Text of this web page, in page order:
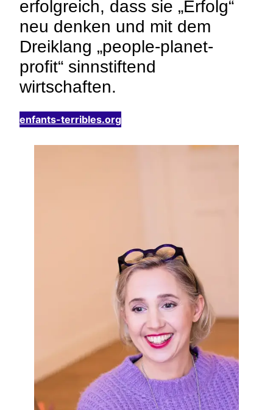
erfolgreich, dass sie „Erfolg“
neu denken und mit dem
Dreiklang „people-planet-
profit“ sinnstiftend
wirtschaften.
enfants-terribles.org